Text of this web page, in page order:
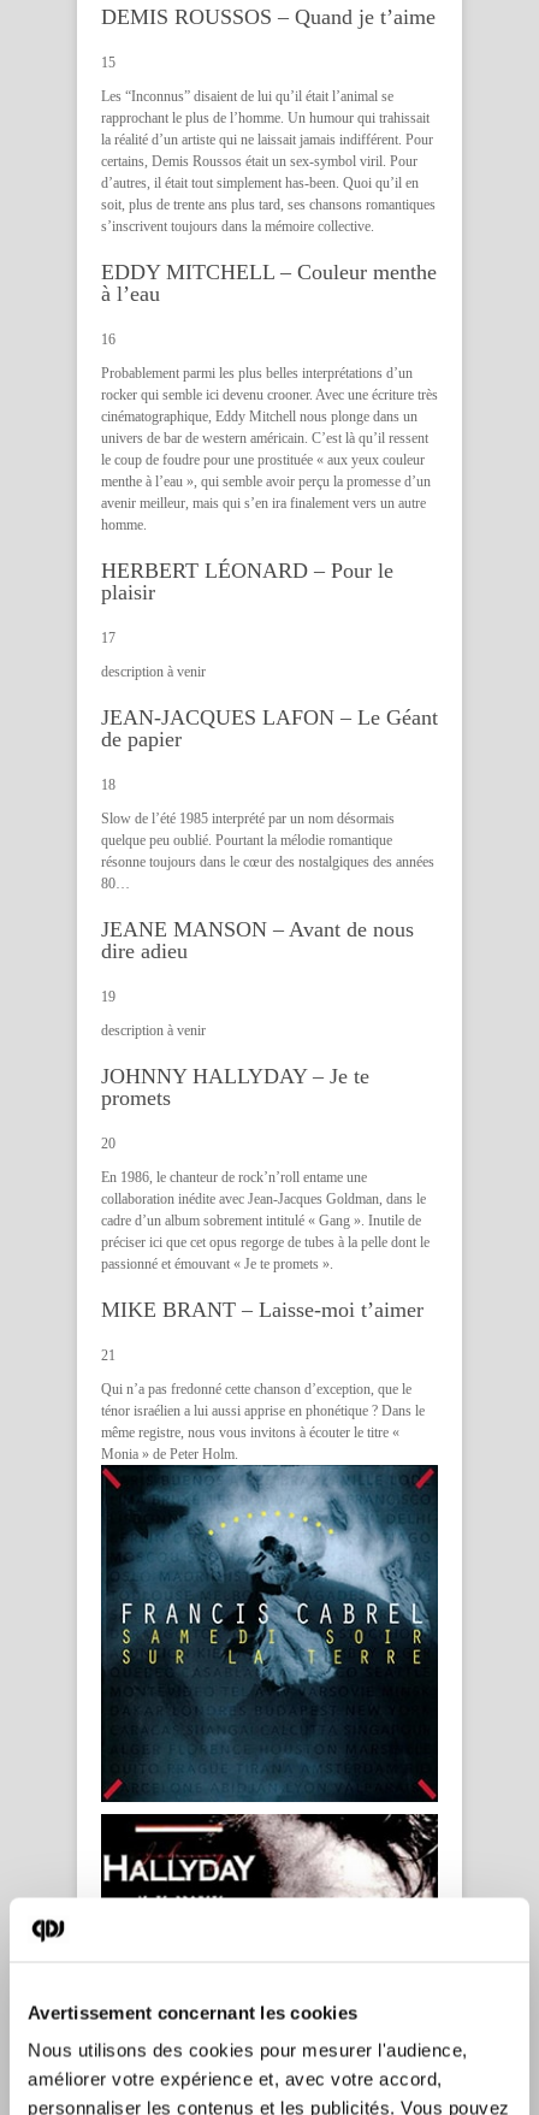
Avertissement concernant les cookies
Nous utilisons des cookies pour mesurer l'audience,
améliorer votre expérience et, avec votre accord,
personnaliser les contenus et les publicités. Vous pouvez
DEMIS ROUSSOS – Quand je t’aime
15
Les “Inconnus” disaient de lui qu’il était l’animal se
rapprochant le plus de l’homme. Un humour qui trahissait
la réalité d’un artiste qui ne laissait jamais indifférent. Pour
certains, Demis Roussos était un sex-symbol viril. Pour
d’autres, il était tout simplement has-been. Quoi qu’il en
soit, plus de trente ans plus tard, ses chansons romantiques
s’inscrivent toujours dans la mémoire collective.
EDDY MITCHELL – Couleur menthe
à l’eau
16
Probablement parmi les plus belles interprétations d’un
rocker qui semble ici devenu crooner. Avec une écriture très
cinématographique, Eddy Mitchell nous plonge dans un
univers de bar de western américain. C’est là qu’il ressent
le coup de foudre pour une prostituée « aux yeux couleur
menthe à l’eau », qui semble avoir perçu la promesse d’un
avenir meilleur, mais qui s’en ira finalement vers un autre
homme.
HERBERT LÉONARD – Pour le
plaisir
17
description à venir
JEAN-JACQUES LAFON – Le Géant
de papier
18
Slow de l’été 1985 interprété par un nom désormais
quelque peu oublié. Pourtant la mélodie romantique
résonne toujours dans le cœur des nostalgiques des années
80…
JEANE MANSON – Avant de nous
dire adieu
19
description à venir
JOHNNY HALLYDAY – Je te
promets
20
En 1986, le chanteur de rock’n’roll entame une
collaboration inédite avec Jean-Jacques Goldman, dans le
cadre d’un album sobrement intitulé « Gang ». Inutile de
préciser ici que cet opus regorge de tubes à la pelle dont le
passionné et émouvant « Je te promets ».
MIKE BRANT – Laisse-moi t’aimer
21
Qui n’a pas fredonné cette chanson d’exception, que le
ténor israélien a lui aussi apprise en phonétique ? Dans le
même registre, nous vous invitons à écouter le titre «
Monia » de Peter Holm.